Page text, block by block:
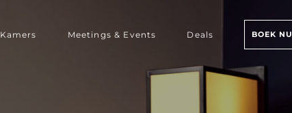
Kamers Meetings & Events Deals BOEK NU